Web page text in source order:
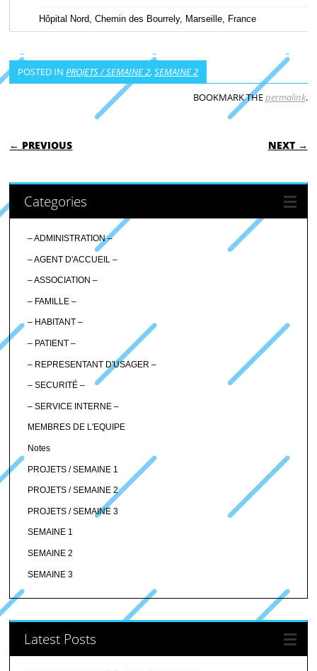
Hôpital Nord, Chemin des Bourrely, Marseille, France
POSTED INPROJETS / SEMAINE 2,SEMAINE 2
BOOKMARK THEpermalink.
POST NAVIGATION
← PREVIOUS NEXT →
Categories
– ADMINISTRATION –
– AGENT D'ACCUEIL –
– ASSOCIATION –
– FAMILLE –
– HABITANT –
– PATIENT –
– REPRESENTANT D'USAGER –
– SECURITÉ –
– SERVICE INTERNE –
MEMBRES DE L'EQUIPE
Notes
PROJETS / SEMAINE 1
PROJETS / SEMAINE 2
PROJETS / SEMAINE 3
SEMAINE 1
SEMAINE 2
SEMAINE 3
Latest Posts